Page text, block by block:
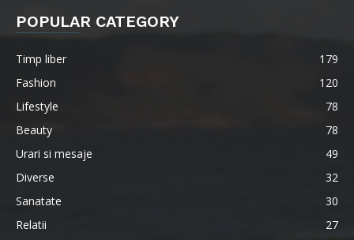
POPULAR CATEGORY
Timp liber
179
Fashion
120
Lifestyle
78
Beauty
78
Urari si mesaje
49
Diverse
32
Sanatate
30
Relatii
27